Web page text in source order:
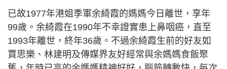
已故1977年港姐季軍余綺霞的媽媽今日離世，享年
99歲。余綺霞在1990年不幸證實患上鼻咽癌，直至
1993年離世，終年36歲。不過余綺霞生前的好友如
賈思樂、林建明及傳媒界友好經常與余媽媽食飯聚